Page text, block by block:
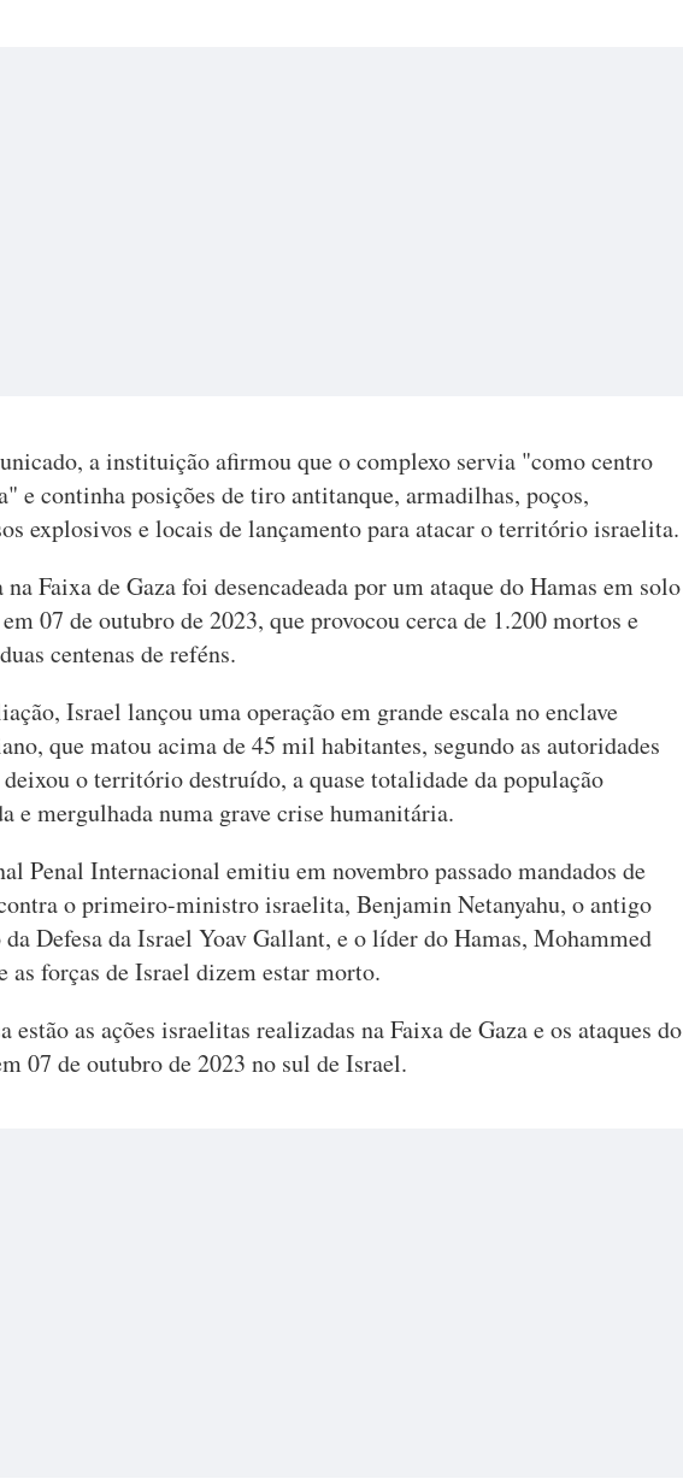
a instituição afirmou que o complexo servia "como centro
e continha posições de tiro antitanque, armadilhas, poços,
explosivos e locais de lançamento para atacar o território israelita.
Faixa de Gaza foi desencadeada por um ataque do Hamas em solo
07 de outubro de 2023, que provocou cerca de 1.200 mortos e
centenas de reféns.
Israel lançou uma operação em grande escala no enclave
que matou acima de 45 mil habitantes, segundo as autoridades
o território destruído, a quase totalidade da população
e mergulhada numa grave crise humanitária.
Penal Internacional emitiu em novembro passado mandados de
o primeiro-ministro israelita, Benjamin Netanyahu, o antigo
Defesa da Israel Yoav Gallant, e o líder do Hamas, Mohammed
as forças de Israel dizem estar morto.
estão as ações israelitas realizadas na Faixa de Gaza e os ataques do
07 de outubro de 2023 no sul de Israel.